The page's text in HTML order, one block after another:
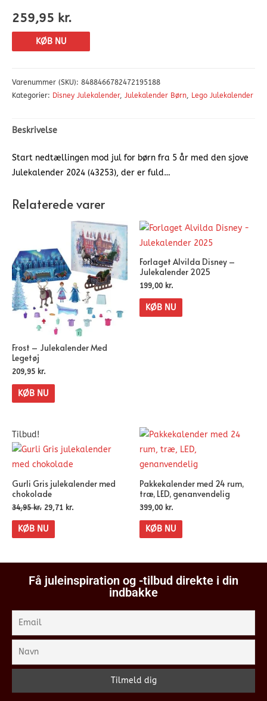
259,95 kr.
KØB NU
Varenummer (SKU): 8488466782472195188
Kategorier: Disney Julekalender, Julekalender Børn, Lego Julekalender
Beskrivelse
Start nedtællingen mod jul for børn fra 5 år med den sjove
Julekalender 2024 (43253), der er fuld…
Relaterede varer
Frost – Julekalender Med
Legetøj
209,95 kr.
KØB NU
Forlaget Alvilda Disney –
Julekalender 2025
199,00 kr.
KØB NU
Tilbud!
Gurli Gris julekalender med
chokolade
34,95kr. 29,71 kr.
KØB NU
Pakkekalender med 24 rum,
træ, LED, genanvendelig
399,00 kr.
KØB NU
Få juleinspiration og -tilbud direkte i din
indbakke